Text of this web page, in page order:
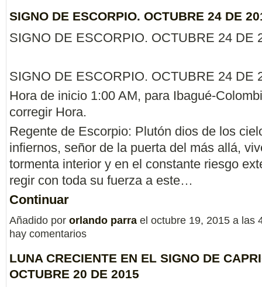
SIGNO DE ESCORPIO. OCTUBRE 24 DE
SIGNO DE ESCORPIO. OCTUBRE 24 DE
SIGNO DE ESCORPIO. OCTUBRE 24 DE
Hora de inicio 1:00 AM, para Ibagué-
corregir Hora.
Regente de Escorpio: Plutón dios de los
infiernos, señor de la puerta del más allá,
tormenta interior y en el constante riesgo
regir con toda su fuerza a este…
Continuar
Añadido por orlando parra el octubre 19, 2015 a las
hay comentarios
LUNA CRECIENTE EN EL SIGNO DE
OCTUBRE 20 DE 2015